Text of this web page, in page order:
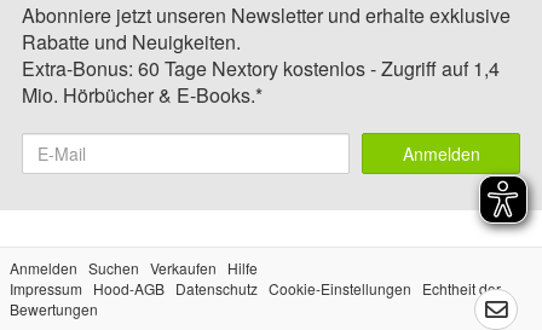
Abonniere jetzt unseren Newsletter und erhalte exklusive
Rabatte und Neuigkeiten.
Extra-Bonus: 60 Tage Nextory kostenlos - Zugriff auf 1,4
Mio. Hörbücher & E-Books.*
Anmelden
Anmelden Suchen Verkaufen
Hilfe
Impressum
Hood-AGB Datenschutz Cookie-Einstellungen
Echtheit der
Bewertungen